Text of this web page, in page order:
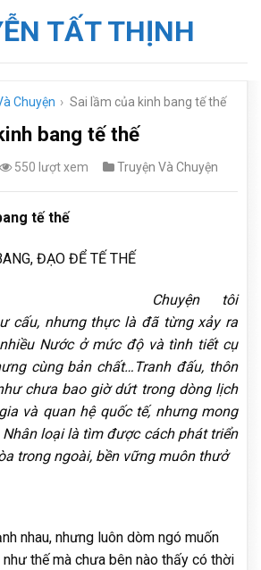
TẤT THỊNH
Chuyện › Sai lầm của kinh bang tế thế
bang tế thế
550 lượt xem Truyện Và Chuyện
tế thế
ĐẠO ĐỂ TẾ THẾ
Chuyện tôi
cấu, nhưng thực là đã từng xảy ra
Nước ở mức độ và tình tiết cụ
cùng bản chất…Tranh đấu, thôn
chưa bao giờ dứt trong dòng lịch
và quan hệ quốc tế, nhưng mong
loại là tìm được cách phát triển
trong ngoài, bền vững muôn thưở
nhau, nhưng luôn dòm ngó muốn
thế mà chưa bên nào thấy có thời